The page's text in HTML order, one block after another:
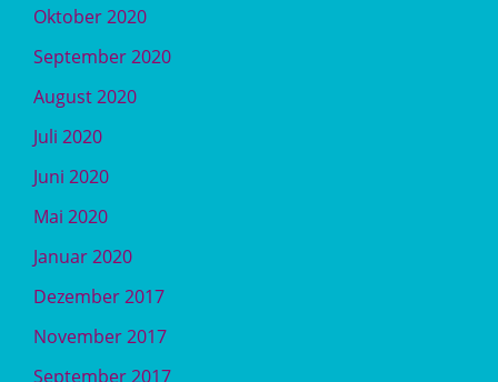
Oktober 2020
September 2020
August 2020
Juli 2020
Juni 2020
Mai 2020
Januar 2020
Dezember 2017
November 2017
September 2017